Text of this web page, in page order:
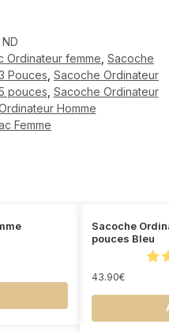
ND
Ordinateur femme Sacoche
Pouces Sacoche Ordinateur
pouces Sacoche Ordinateur
Homme
Femme
Sacoche
pouces Bleu
43.90€